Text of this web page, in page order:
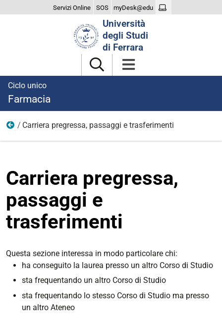
Servizi Online SOS myDesk@edu
Università
degli Studi
di Ferrara
Ciclo unico
Farmacia
Iscriversi
Carriera pregressa, passaggi e trasferimenti
Carriera pregressa,
passaggi e
trasferimenti
Questa sezione interessa in modo particolare chi:
ha conseguito la laurea presso un altro Corso di Studio
sta frequentando un altro Corso di Studio
sta frequentando lo stesso Corso di Studio ma presso
un altro Ateneo